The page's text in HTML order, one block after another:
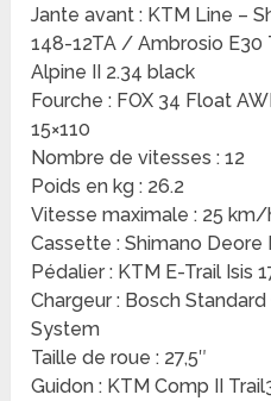
Jante avant : KTM Line –
148-12TA / Ambrosio E30
Alpine II 2.34 black
Fourche : FOX 34 Float
15×110
Nombre de vitesses : 12
Poids en kg : 26.2
Vitesse maximale : 25 km/
Cassette : Shimano
Pédalier : KTM E-Trail Isis
Chargeur : Bosch
System
Taille de roue : 27,5″
Guidon : KTM Comp II